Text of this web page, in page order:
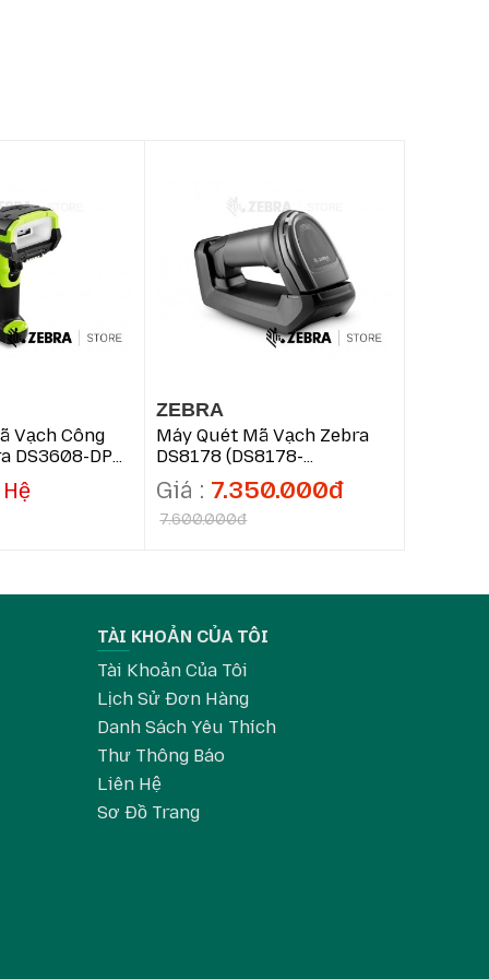
Vạch Công
DS3608-DP
ZEBRA
Máy Quét Mã Vạch Zebra
DS8178 (DS8178-
SR7U2100SFW)
7.350.000đ
7.600.000đ
TÀI KHOẢN CỦA TÔI
Tài Khoản Của Tôi
Lịch Sử Đơn Hàng
Danh Sách Yêu Thích
Thư Thông Báo
Liên Hệ
Sơ Đồ Trang